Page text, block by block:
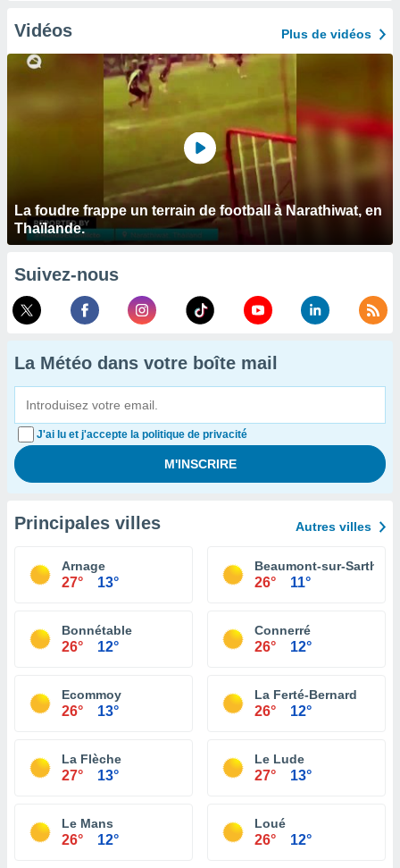
Vidéos Plus de vidéos
La foudre frappe un terrain de football à Narathiwat, en
Thaïlande.
Suivez-nous
La Météo dans votre boîte mail
J'ai lu et j'accepte la politique de privacité
Principales villes Autres villes
Arnage
27° 13°
Beaumont-sur-Sarthe
26° 11°
Bonnétable
26° 12°
Connerré
26° 12°
Ecommoy
26° 13°
La Ferté-Bernard
26° 12°
La Flèche
27° 13°
Le Lude
27° 13°
Le Mans
26° 12°
Loué
26° 12°